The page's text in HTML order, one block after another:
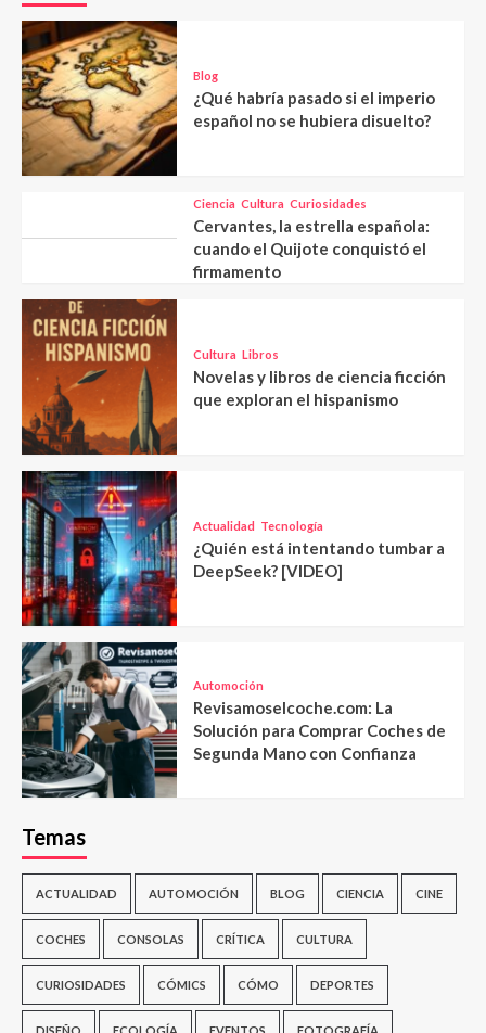
Blog
¿Qué habría pasado si el imperio
español no se hubiera disuelto?
Ciencia Cultura Curiosidades
Cervantes, la estrella española:
cuando el Quijote conquistó el
firmamento
Cultura Libros
Novelas y libros de ciencia ficción
que exploran el hispanismo
Actualidad Tecnología
¿Quién está intentando tumbar a
DeepSeek? [VIDEO]
Automoción
Revisamoselcoche.com: La
Solución para Comprar Coches de
Segunda Mano con Confianza
Temas
ACTUALIDAD AUTOMOCIÓN BLOG CIENCIA CINE
COCHES CONSOLAS CRÍTICA CULTURA
CURIOSIDADES CÓMICS CÓMO DEPORTES
DISEÑO ECOLOGÍA EVENTOS FOTOGRAFÍA